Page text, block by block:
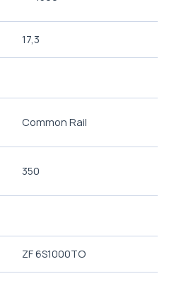
17,3
Common Rail
350
ZF 6S1000ТО